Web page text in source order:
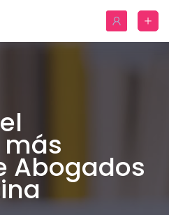
Abogados